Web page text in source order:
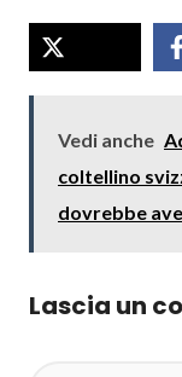
Vedi anche
coltellino
dovrebbe
Lascia un